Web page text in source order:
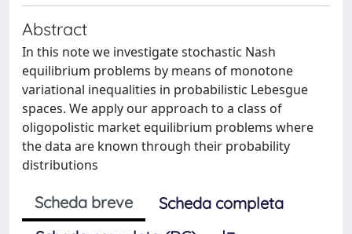
Abstract
In this note we investigate stochastic Nash
equilibrium problems by means of monotone
variational inequalities in probabilistic Lebesgue
spaces. We apply our approach to a class of
oligopolistic market equilibrium problems where
the data are known through their probability
distributions
Scheda breve
Scheda completa